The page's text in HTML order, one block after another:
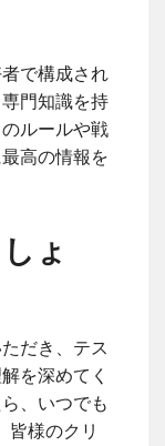
で構成され
門知識を持
ルールや戦
高の情報を
ょ
だき、テス
を深めてく
、いつでも
皆様のクリ